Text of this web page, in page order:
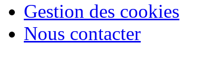
Gestion des cookies
Nous contacter